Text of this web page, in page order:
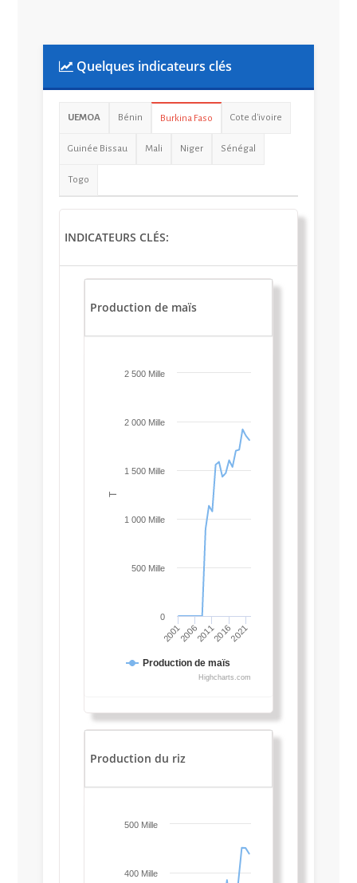
Quelques indicateurs clés
UEMOA Bénin Burkina Faso Cote d'ivoire
Guinée Bissau Mali Niger Sénégal
Togo
INDICATEURS CLÉS:
Production de maïs
T
Production de maïs
2001 2016
20062011 2021
0
500 Mille
1 000 Mille
1 500 Mille
2 000 Mille
2 500 Mille
Highcharts.com
Production du riz
400 Mille
500 Mille